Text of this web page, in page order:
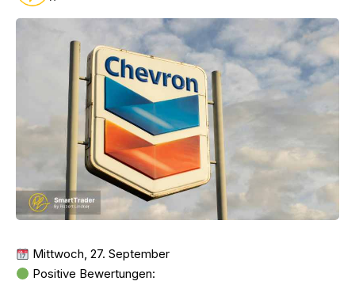
Mittwoch, 27. September
Positive Bewertungen: